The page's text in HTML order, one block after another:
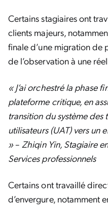
Certains stagiaires ont
clients majeurs,
finale d’une migration de
de l’observation à une
« J’ai orchestré la phase
plateforme critique, en
transition du système des
utilisateurs (UAT) vers un
»– Zhiqin Yin, Stagiaire
Services professionnels
Certains ont travaillé
d’envergure, notamment